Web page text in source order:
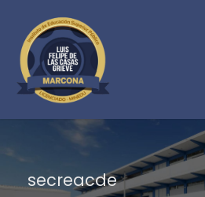
secreacde